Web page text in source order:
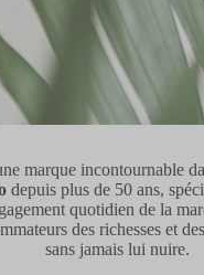
marque incontournable
depuis plus de 50 ans,
quotidien de la
des richesses et
sans jamais lui nuire.